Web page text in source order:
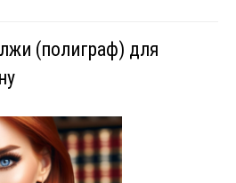
(полиграф) для